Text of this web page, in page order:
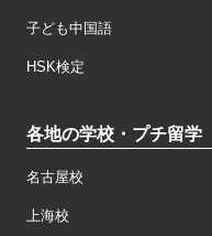
子ども中国語
HSK検定
各地の学校・プチ留学
名古屋校
上海校